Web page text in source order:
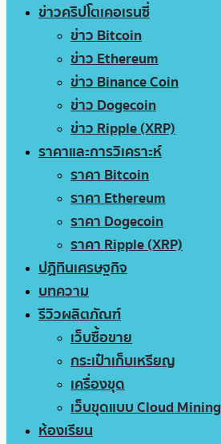
ข่าวคริปโตเคอเรนซี่
ข่าว Bitcoin
ข่าว Ethereum
ข่าว Binance Coin
ข่าว Dogecoin
ข่าว Ripple (XRP)
ราคาและการวิเคราะห์
ราคา Bitcoin
ราคา Ethereum
ราคา Dogecoin
ราคา Ripple (XRP)
ปฏิทินเศรษฐกิจ
บทความ
รีวิวผลิตภัณฑ์
เว็บซื้อขาย
กระเป๋าเก็บเหรียญ
เครื่องขุด
เว็บขุดแบบ Cloud Mining
ห้องเรียน